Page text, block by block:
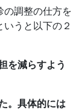
の調整の仕方を
うと以下の２
を減らすよう
。具体的には